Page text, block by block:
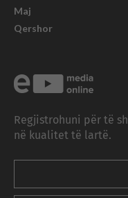
Maj
Qershor
Regjistrohuni për të
në kualitet të lartë.